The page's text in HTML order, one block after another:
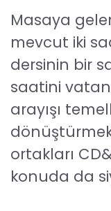
Masaya
mevcut iki
dersinin bir
saatini
arayışı
ortakları
konuda da